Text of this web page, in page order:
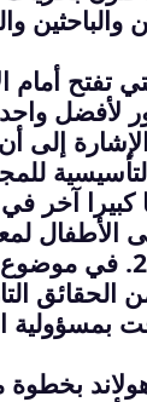
تفتح أمام
لأفضل
الإشارة
كبيرا آخر
الأطفال
بمسؤولية
بخطوة